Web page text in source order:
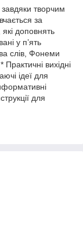
творчим
за
доповнять
у п’ять
слів, Фонеми
вихідні
ідеї для
для